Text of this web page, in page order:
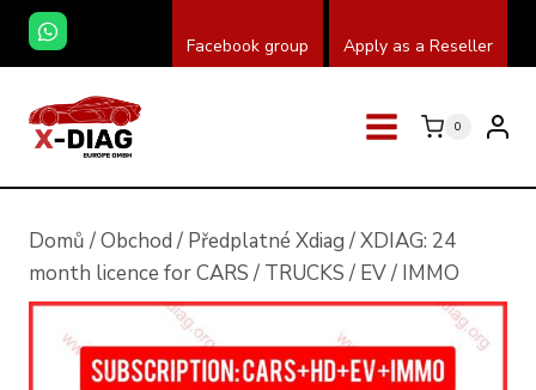
Přeskočit
Facebook group Apply as a Reseller
0
Domů /Obchod / Předplatné Xdiag /XDIAG: 24
month licence for CARS / TRUCKS / EV / IMMO